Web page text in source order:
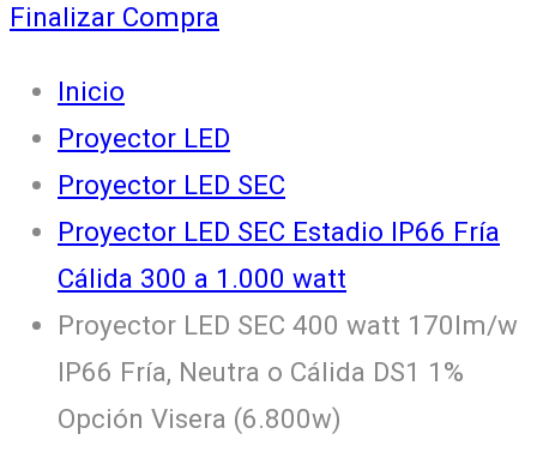
Finalizar Compra
Inicio
Proyector LED
Proyector LED SEC
Proyector LED SEC Estadio IP66 Fría
Cálida 300 a 1.000 watt
Proyector LED SEC 400 watt 170lm/w
IP66 Fría, Neutra o Cálida DS1 1%
Opción Visera (6.800w)